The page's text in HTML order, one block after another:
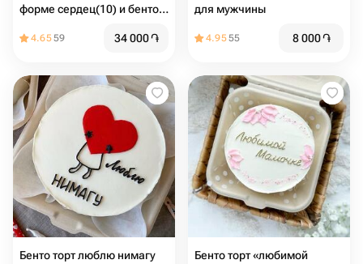
форме сердец(10) и бенто
4.6559 34 000֏
для мужчины
4.9555 8 000֏
Бенто торт люблю нимагу Бенто торт «любимой